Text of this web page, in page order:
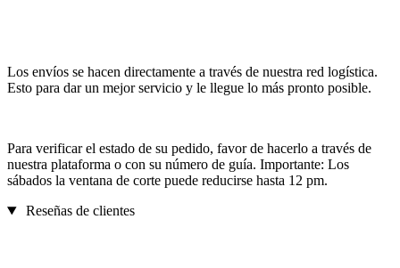
Los envíos se hacen directamente a través de nuestra red logística.
Esto para dar un mejor servicio y le llegue lo más pronto posible.
Para verificar el estado de su pedido, favor de hacerlo a través de
nuestra plataforma o con su número de guía. Importante: Los
sábados la ventana de corte puede reducirse hasta 12 pm.
Reseñas de clientes